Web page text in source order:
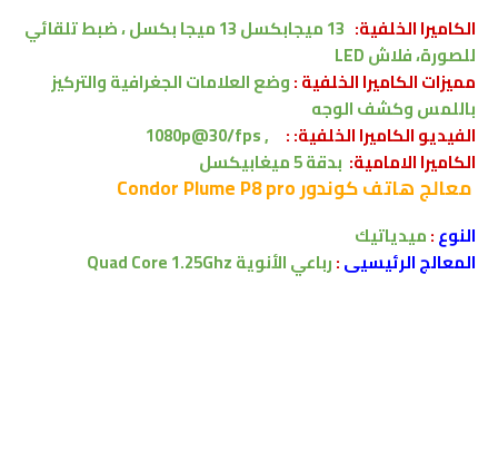
الكاميرا الخلفية:
13 ميجابكسل 13 ميجا بكسل ، ضبط تلقائي
للصورة، فلاش LED
مميزات الكاميرا الخلفية :وضع العلامات الجغرافية والتركيز
باللمس وكشف الوجه
الفيديو الكاميرا الخلفية: : , 1080p@30/fps
الكاميرا الامامية: بدقة 5 ميغابيكسل
معالجهاتف كوندور Condor Plume P8 pro
النوع:ميدياتيك
المعالج الرئيسيى:رباعي الأنويةQuad Core 1.25Ghz